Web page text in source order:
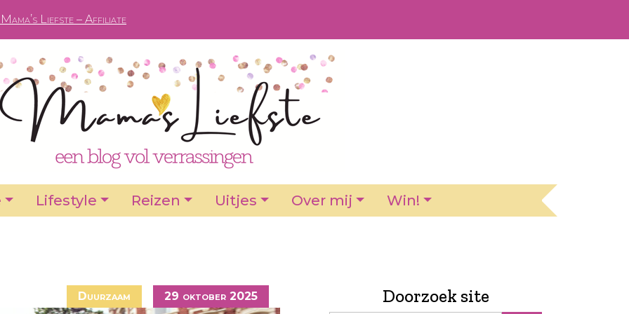
Liefste – Affiliate
Lifestyle Reizen Uitjes Over mij Win!
Duurzaam 29 oktober 2025 Doorzoek site